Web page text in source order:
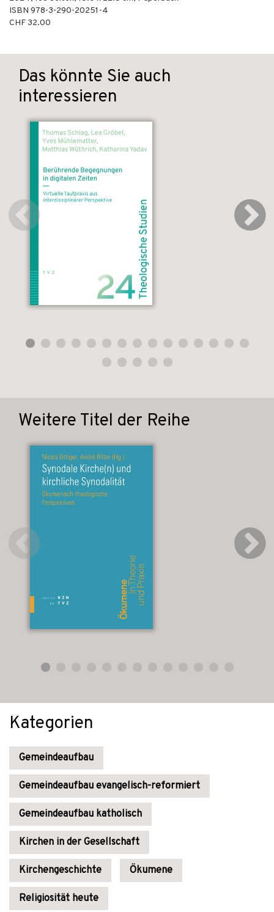
ISBN 978-3-290-20251-4
CHF 32.00
Das könnte Sie auch
interessieren
Weitere Titel der Reihe
Kategorien
Gemeindeaufbau
Gemeindeaufbau evangelisch-reformiert
Gemeindeaufbau katholisch
Kirchen in der Gesellschaft
Kirchengeschichte Ökumene
Religiosität heute